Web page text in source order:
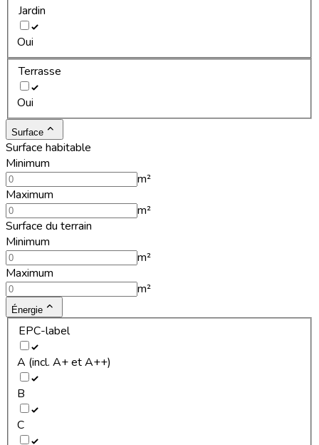
Jardin
Oui
Terrasse
Oui
Surface
Surface habitable
Minimum
m²
Maximum
m²
Surface du terrain
Minimum
m²
Maximum
m²
Énergie
EPC-label
A (incl. A+ et A++)
B
C